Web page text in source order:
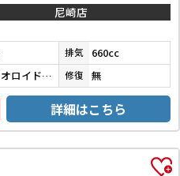
尼崎店
排気 660cc
メテオロイドグレーメタリック 修復 無
詳細はこちら